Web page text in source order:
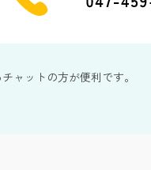
ャットの方が便利です。